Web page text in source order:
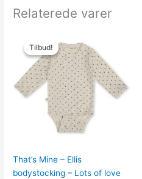
Relaterede varer
Tilbud!
Tilbud!
That’s Mine – Ellis
bodystocking – Lots of love
oprindelige
pris
var:
199.95kr..
aktuelle
pris
er:
119.97kr..